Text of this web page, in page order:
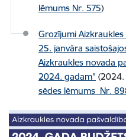
lēmums Nr. 575)
Grozījumi
25. janvāra
Aizkraukles novada
2024. gadam" (2024.
sēdes lēmums Nr.